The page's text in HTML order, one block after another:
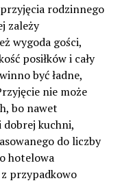
rodzinnego
zależy
wygoda gości,
posiłków i cały
być ładne,
nie może
bo nawet
dobrej kuchni,
do liczby
hotelowa
przypadkowo